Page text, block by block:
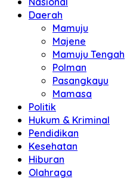
Daerah
Mamuju
Majene
Mamuju Tengah
Polman
Pasangkayu
Mamasa
Politik
Hukum & Kriminal
Pendidikan
Kesehatan
Hiburan
Olahraga